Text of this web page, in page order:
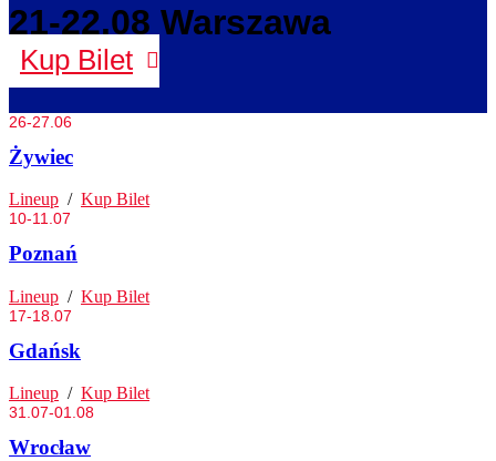
21-22.08 Warszawa
Kup Bilet
26-27.06
Żywiec
Lineup / Kup Bilet
10-11.07
Poznań
Lineup / Kup Bilet
17-18.07
Gdańsk
Lineup / Kup Bilet
31.07-01.08
Wrocław